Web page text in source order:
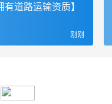
道路运输资质】
刚刚